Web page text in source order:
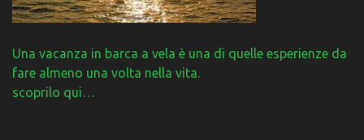
Una vacanza in barca a vela è una di quelle esperienze da
fare almeno una volta nella vita.
scoprilo qui…